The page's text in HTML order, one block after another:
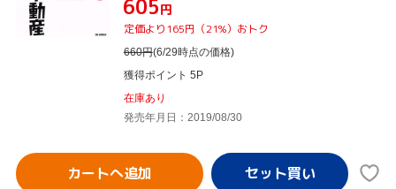
¥605円
定価より165円（21%）おトク
660円(6/29時点の価格)
獲得ポイント 5P
在庫あり
発売年月日：2019/08/30
カートへ追加